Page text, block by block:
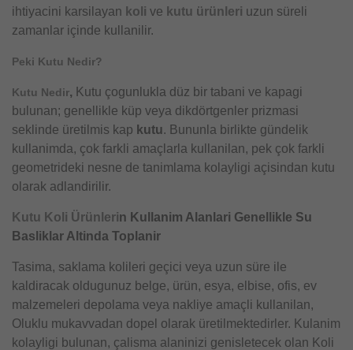
ihtiyacini karsilayan koli ve kutu ürünleri uzun süreli
zamanlar içinde kullanilir.
Peki Kutu Nedir?
Kutu Nedir, Kutu çogunlukla düz bir tabani ve kapagi
bulunan; genellikle küp veya dikdörtgenler prizmasi
seklinde üretilmis kap kutu. Bununla birlikte gündelik
kullanimda, çok farkli amaçlarla kullanilan, pek çok farkli
geometrideki nesne de tanimlama kolayligi açisindan kutu
olarak adlandirilir.
Kutu Koli Ürünlerin Kullanim Alanlari Genellikle Su
Basliklar Altinda Toplanir
Tasima, saklama kolileri geçici veya uzun süre ile
kaldiracak oldugunuz belge, ürün, esya, elbise, ofis, ev
malzemeleri depolama veya nakliye amaçli kullanilan,
Oluklu mukavvadan dopel olarak üretilmektedirler. Kulanim
kolayligi bulunan, çalisma alaninizi genisletecek olan Koli